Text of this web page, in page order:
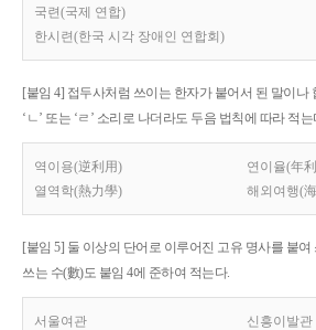
국련(국제 연합)
한시련(한국 시각 장애인 연합회)
[붙임 4] 접두사처럼 쓰이는 한자가 붙어서 된 말이나
‘ㄴ’ 또는 ‘ㄹ’ 소리로 나더라도 두음 법칙에 따라 적는
역이용(逆利用)
연이율(年
열역학(熱力學)
해외여행(
[붙임 5] 둘 이상의 단어로 이루어진 고유 명사를 붙
쓰는 수(數)도 붙임 4에 준하여 적는다.
서울여관 신흥이발관